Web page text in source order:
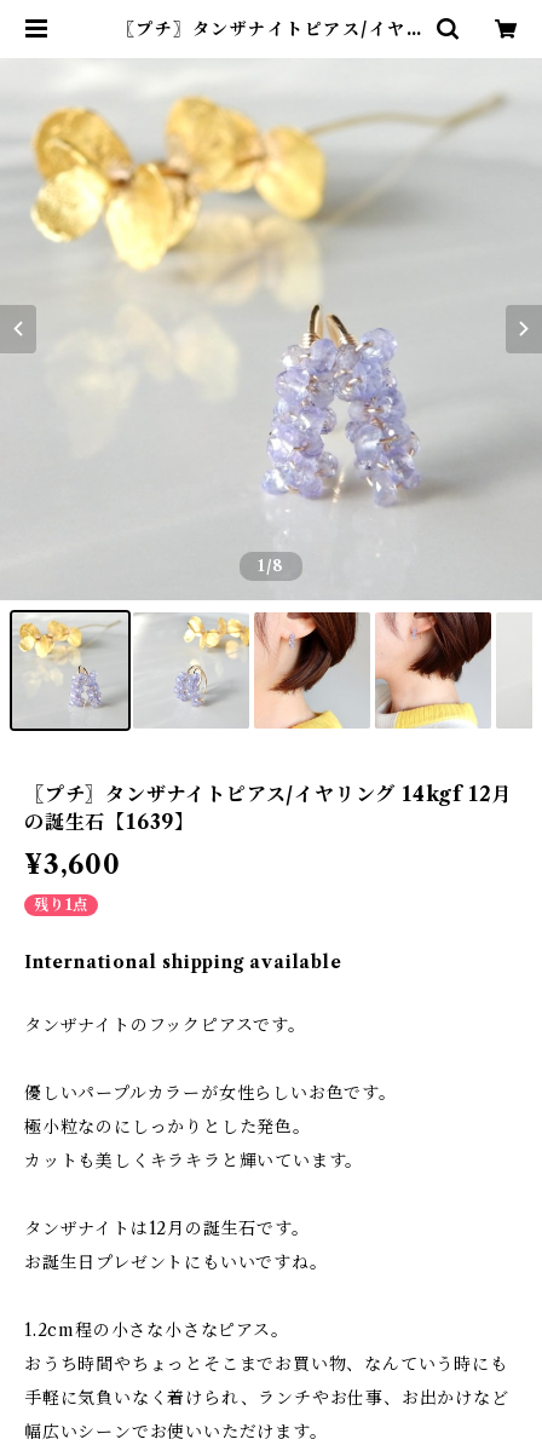
〖プチ〗タンザナイトピアス/イヤリ
1/8
〖プチ〗タンザナイトピアス/イヤリング 14kgf 12月
の誕生石【1639】
¥3,600
残り1点
International shipping available
タンザナイトのフックピアスです。
優しいパープルカラーが女性らしいお色です。
極小粒なのにしっかりとした発色。
カットも美しくキラキラと輝いています。
タンザナイトは12月の誕生石です。
お誕生日プレゼントにもいいですね。
1.2cm程の小さな小さなピアス。
おうち時間やちょっとそこまでお買い物、なんていう時にも
手軽に気負いなく着けられ、ランチやお仕事、お出かけなど
幅広いシーンでお使いいただけます。